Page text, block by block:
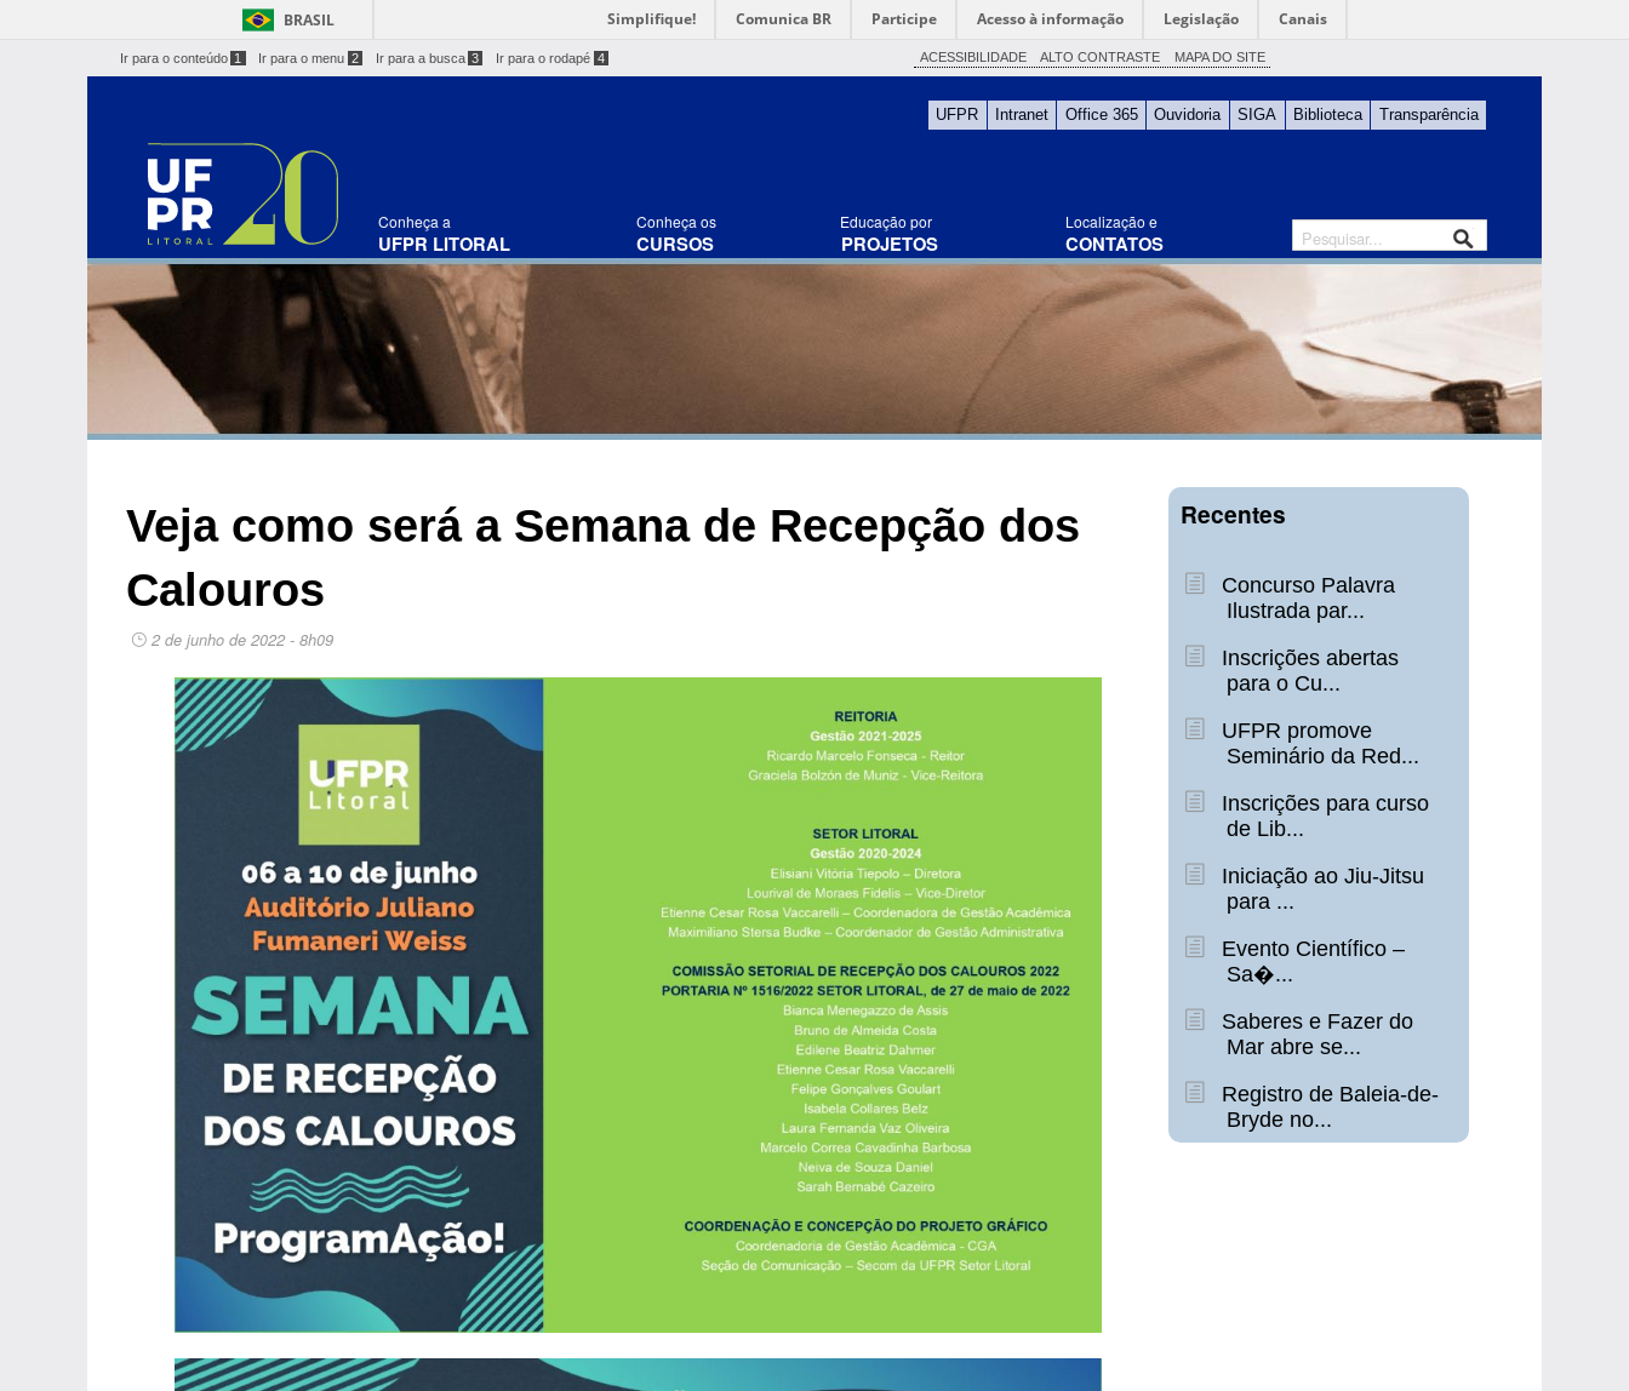
BRASIL Simplifique! Comunica BR Participe Acesso à informação Legislação Canais
Ir para o conteúdo 1 Ir para o menu 2 Ir para a busca 3 Ir para o rodapé 4 ACESSIBILIDADE ALTO CONTRASTE MAPA DO SITE
UFPR Intranet Office 365 Ouvidoria SIGA Biblioteca Transparência
Conheça a
UFPR LITORAL
Conheça os
CURSOS
Educação por
PROJETOS
Localização e
CONTATOS
Veja como será a Semana de Recepção dos
Calouros
2 de junho de 2022 - 8h09
Recentes
Concurso Palavra
Ilustrada par...
Inscrições abertas
para o Cu...
UFPR promove
Seminário da Red...
Inscrições para curso
de Lib...
Iniciação ao Jiu-Jitsu
para ...
Evento Científico –
Sa�...
Saberes e Fazer do
Mar abre se...
Registro de Baleia-de-
Bryde no...